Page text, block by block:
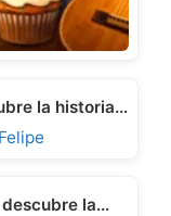
la historia…
descubre la…